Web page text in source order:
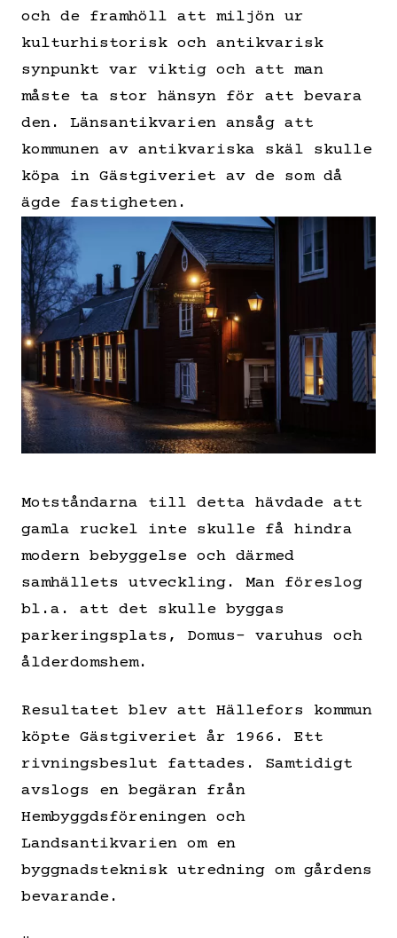
och de framhöll att miljön ur
kulturhistorisk och antikvarisk
synpunkt var viktig och att man
måste ta stor hänsyn för att bevara
den. Länsantikvarien ansåg att
kommunen av antikvariska skäl skulle
köpa in Gästgiveriet av de som då
ägde fastigheten.
Motståndarna till detta hävdade att
gamla ruckel inte skulle få hindra
modern bebyggelse och därmed
samhällets utveckling. Man föreslog
bl.a. att det skulle byggas
parkeringsplats, Domus- varuhus och
ålderdomshem.
Resultatet blev att Hällefors kommun
köpte Gästgiveriet år 1966. Ett
rivningsbeslut fattades. Samtidigt
avslogs en begäran från
Hembyggdsföreningen och
Landsantikvarien om en
byggnadsteknisk utredning om gårdens
bevarande.